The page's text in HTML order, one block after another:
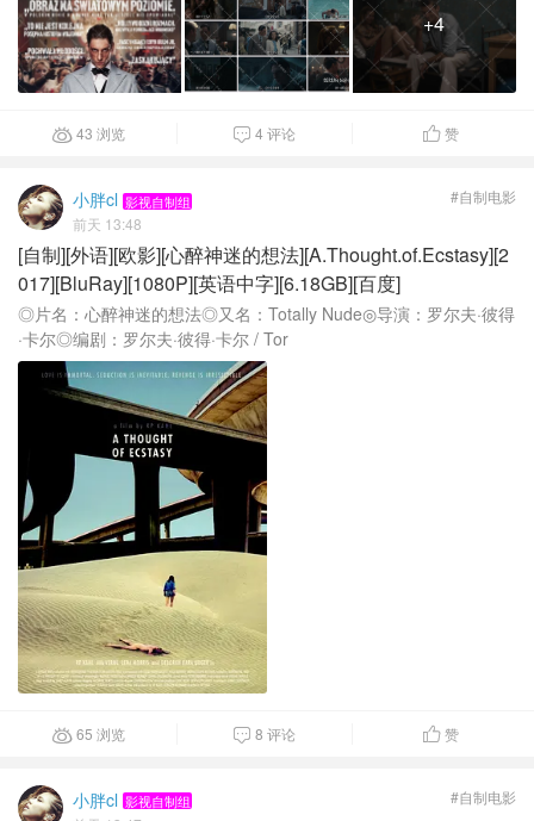
+4
43 浏览  4 评论 赞
小胖cl 影视自制组
前天 13:48
#自制电影
[自制][外语][欧影][心醉神迷的想法][A.Thought.of.Ecstasy][2
017][BluRay][1080P][英语中字][6.18GB][百度]
◎片名：心醉神迷的想法◎又名：Totally Nude◎导演：罗尔夫·彼得
·卡尔◎编剧：罗尔夫·彼得·卡尔 / Tor
65 浏览  8 评论 赞
小胖cl 影视自制组 #自制电影